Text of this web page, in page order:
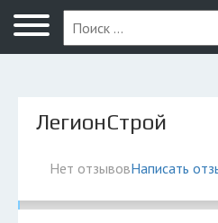
Прокопьевск
ЛегионСтрой
Нет отзывовНаписать